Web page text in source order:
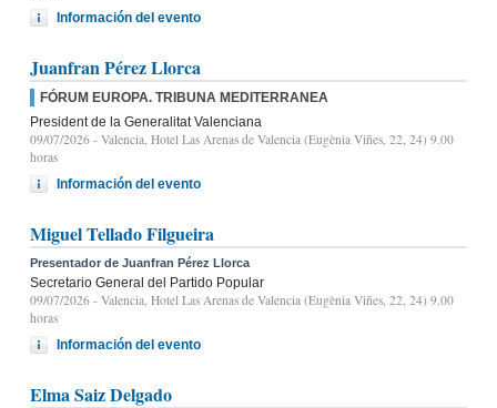
Información del evento
Juanfran Pérez Llorca
FÓRUM EUROPA. TRIBUNA MEDITERRANEA
President de la Generalitat Valenciana
09/07/2026 - Valencia, Hotel Las Arenas de Valencia (Eugènia Viñes, 22, 24) 9.00
horas
Información del evento
Miguel Tellado Filgueira
Presentador de Juanfran Pérez Llorca
Secretario General del Partido Popular
09/07/2026 - Valencia, Hotel Las Arenas de Valencia (Eugènia Viñes, 22, 24) 9.00
horas
Información del evento
Elma Saiz Delgado